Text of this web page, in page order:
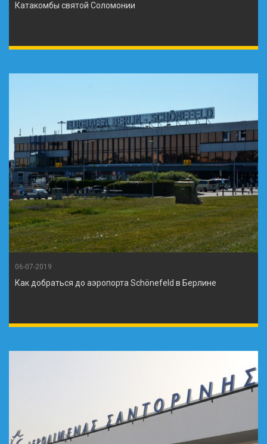
Катакомбы святой Соломонии
06-07-2019
Как добраться до аэропорта Schönefeld в Берлине